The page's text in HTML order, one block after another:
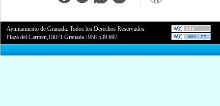
Ayuntamiento de Granada. Todos los Derechos Reservados.
Plaza del Carmen,18071 Granada |958 539 697